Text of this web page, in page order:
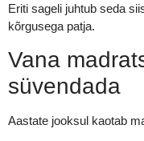
Eriti sageli juhtub seda
kõrgusega patja.
Vana
süvendada
Aastate jooksul kaotab